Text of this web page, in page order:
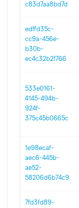
c83d7aa8bd7d
edffd35c-
cc9a-456e-
b30b-
ec4c32b2f766
533e0161-
4145-494b-
924f-
375c45b0665c
1e98ecaf-
aec6-445b-
ae52-
58206d6b74c9
7fd3fd89-